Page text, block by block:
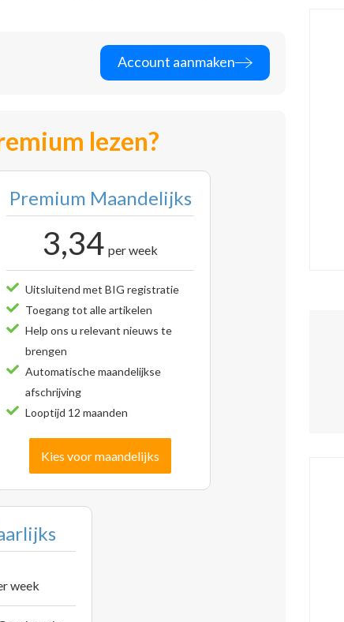
Account aanmaken
lezen?
Premium Maandelijks
3,34 per week
Uitsluitend met BIG registratie
Toegang tot alle artikelen
Help ons u relevant nieuws te
brengen
Automatische maandelijkse
afschrijving
Looptijd 12 maanden
Kies voor maandelijks
week